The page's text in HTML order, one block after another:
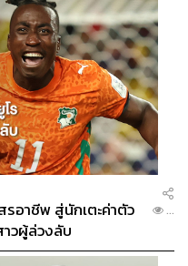
อาชีพ สู่นักเตะค่าตัว
วผู้ล่วงลับ
...